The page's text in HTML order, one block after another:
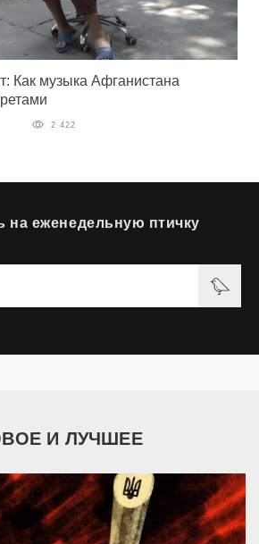
Как музыка Афганистана
2 422
на еженедельную птичку
И ЛУЧШЕЕ